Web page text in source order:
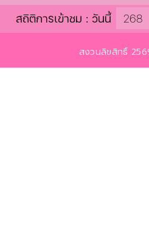
สถิติการเข้าชม : วันนี้ 268
สงวนลิขสิทธิ์